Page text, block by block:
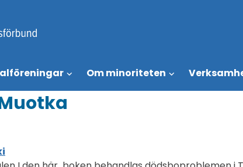
Om minoriteten